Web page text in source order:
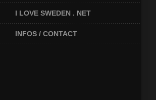
I LOVE SWEDEN . NET
INFOS / CONTACT